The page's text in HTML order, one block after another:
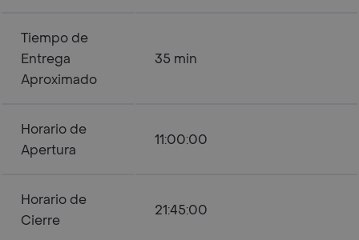
Tiempo de
Entrega
Aproximado
35 min
Horario de
Apertura
11:00:00
Horario de
Cierre
21:45:00